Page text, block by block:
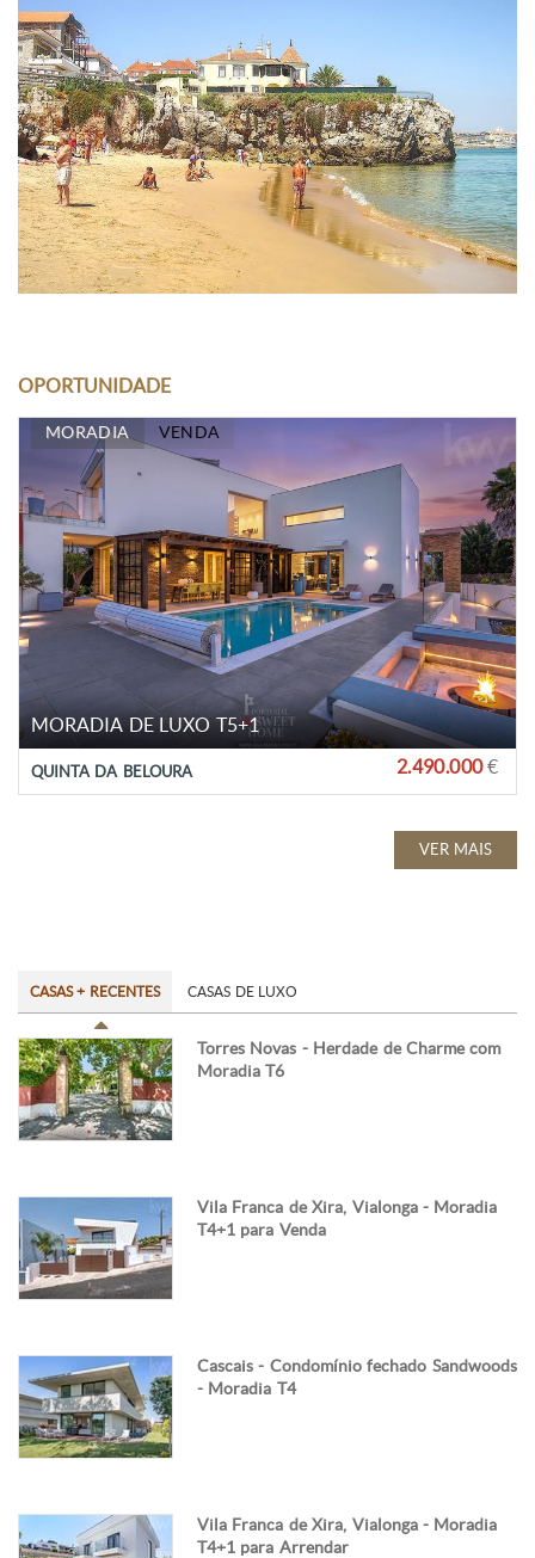
OPORTUNIDADE
MORADIA VENDA
MORADIA DE LUXO T5+1
QUINTA DA BELOURA 2.490.000€
VER MAIS
CASAS + RECENTES CASAS DE LUXO
Torres Novas - Herdade de Charme com
Moradia T6
Vila Franca de Xira, Vialonga - Moradia
T4+1 para Venda
Cascais - Condomínio fechado Sandwoods
- Moradia T4
Vila Franca de Xira, Vialonga - Moradia
T4+1 para Arrendar